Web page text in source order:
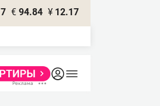
€ 94.84 ¥ 12.17